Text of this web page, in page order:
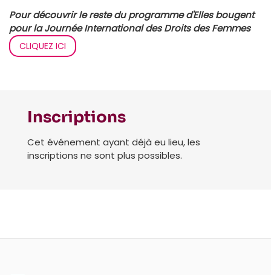
Pour découvrir le reste du programme d'Elles bougent
pour la Journée International des Droits des Femmes
CLIQUEZ ICI
Inscriptions
Cet événement ayant déjà eu lieu, les
inscriptions ne sont plus possibles.